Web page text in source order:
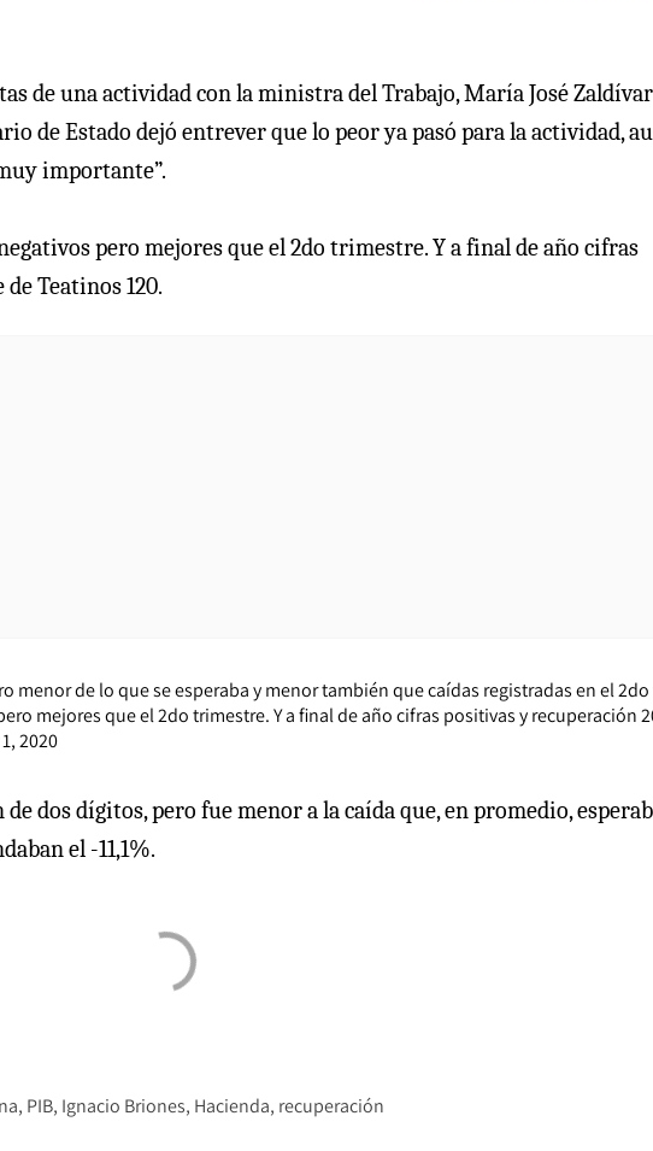
de una actividad con la ministra del Trabajo, María José
de Estado dejó entrever que lo peor ya pasó para la actividad,
importante”.
pero mejores que el 2do trimestre. Y a final de año cifras
Teatinos 120.
menor de lo que se esperaba y menor también que caídas registradas en el
mejores que el 2do trimestre. Y a final de año cifras positivas y recuperación
2020
dos dígitos, pero fue menor a la caída que, en promedio,
el -11,1%.
PIB Ignacio Briones Hacienda recuperación